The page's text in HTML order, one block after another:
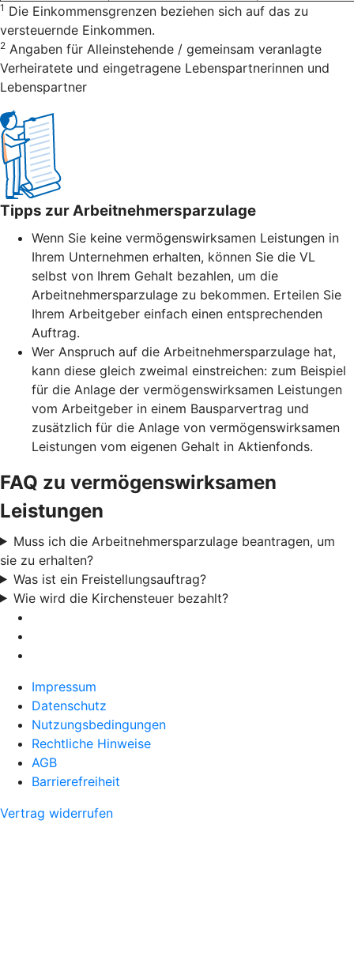
1 Die Einkommensgrenzen beziehen sich auf das zu
versteuernde Einkommen.
2 Angaben für Alleinstehende / gemeinsam veranlagte
Verheiratete und eingetragene Lebenspartnerinnen und
Lebenspartner
Tipps zur Arbeitnehmersparzulage
Wenn Sie keine vermögenswirksamen Leistungen in
Ihrem Unternehmen erhalten, können Sie die VL
selbst von Ihrem Gehalt bezahlen, um die
Arbeitnehmersparzulage zu bekommen. Erteilen Sie
Ihrem Arbeitgeber einfach einen entsprechenden
Auftrag.
Wer Anspruch auf die Arbeitnehmersparzulage hat,
kann diese gleich zweimal einstreichen: zum Beispiel
für die Anlage der vermögenswirksamen Leistungen
vom Arbeitgeber in einem Bausparvertrag und
zusätzlich für die Anlage von vermögenswirksamen
Leistungen vom eigenen Gehalt in Aktienfonds.
FAQ zu vermögenswirksamen
Leistungen
Muss ich die Arbeitnehmersparzulage beantragen, um
sie zu erhalten?
Was ist ein Freistellungsauftrag?
Wie wird die Kirchensteuer bezahlt?
Impressum
Datenschutz
Nutzungsbedingungen
Rechtliche Hinweise
AGB
Barrierefreiheit
Vertrag widerrufen